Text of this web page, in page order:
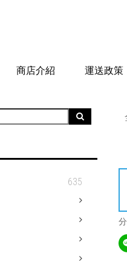
商店介紹 運送政策
635